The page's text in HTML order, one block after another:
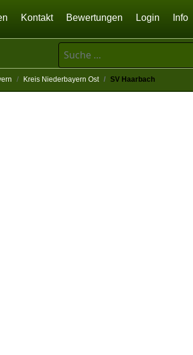
Kontakt Bewertungen Login Info
Suchen
Kreis Niederbayern Ost SV Haarbach